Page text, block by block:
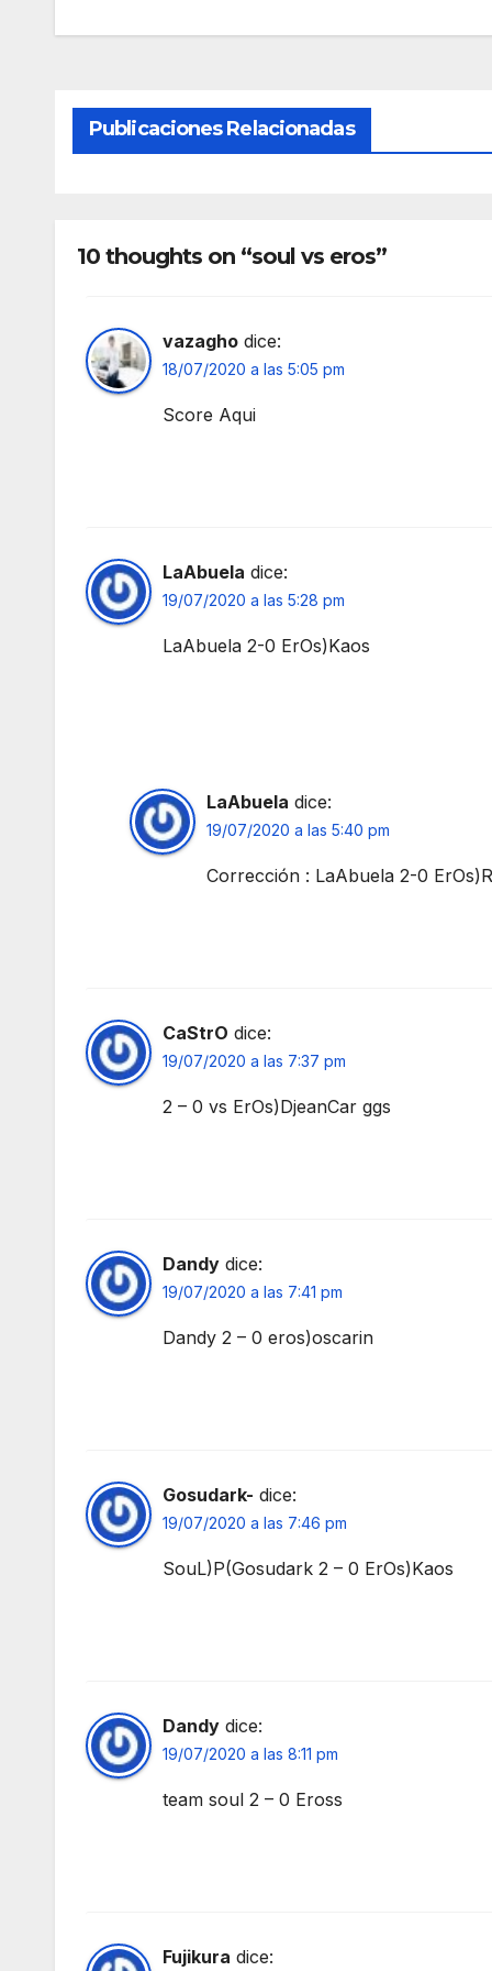
Publicaciones Relacionadas
10 thoughts on “soul vs eros”
vazagho dice:
18/07/2020 a las 5:05 pm
Score Aqui
LaAbuela dice:
19/07/2020 a las 5:28 pm
LaAbuela 2-0 ErOs)Kaos
LaAbuela dice:
19/07/2020 a las 5:40 pm
Corrección : LaAbuela 2-0
CaStrO dice:
19/07/2020 a las 7:37 pm
2 – 0 vs ErOs)DjeanCar ggs
Dandy dice:
19/07/2020 a las 7:41 pm
Dandy 2 – 0 eros)oscarin
Gosudark- dice:
19/07/2020 a las 7:46 pm
SouL)P(Gosudark 2 – 0 ErOs)Kaos
Dandy dice:
19/07/2020 a las 8:11 pm
team soul 2 – 0 Eross
Fujikura dice: